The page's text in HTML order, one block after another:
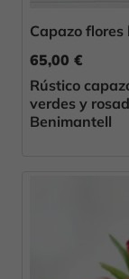
Capazo flores
65,00 €
Rústico
verdes y
Benimantell